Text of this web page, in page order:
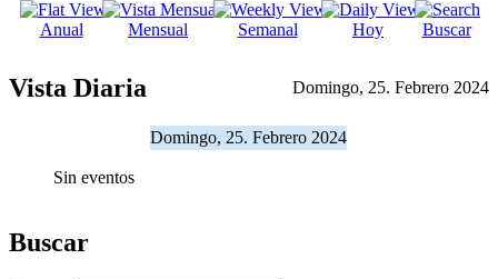
Anual Mensual Semanal Hoy Buscar
Vista Diaria Domingo, 25. Febrero 2024
Domingo, 25. Febrero 2024
Sin eventos
Buscar